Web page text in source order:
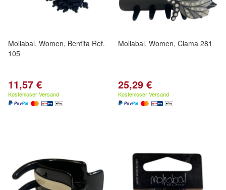
Moliabal, Women, Bentita Ref.
105
11,57 €
Kostenloser Versand
Moliabal, Women, Clama 281
25,29 €
Kostenloser Versand